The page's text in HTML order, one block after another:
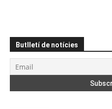
Butlletí de notícies